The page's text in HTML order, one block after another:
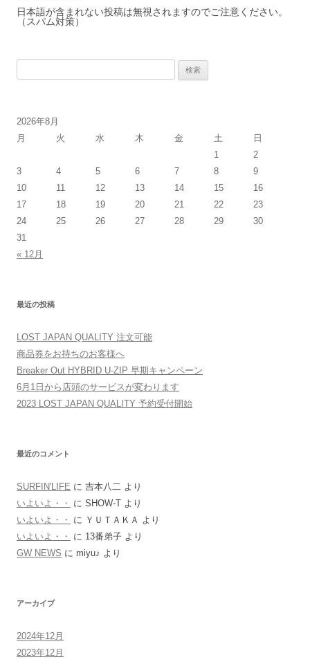
日本語が含まれない投稿は無視されますのでご注意ください。
（スパム対策）
2026年8月
月
火 水 木 金 土
日
1
2
3
4 5 6 7 8
9
10
11 12 13 14 15
16
17
18 19 20 21 22
23
24
25 26 27 28 29
30
31
« 12月
最近の投稿
LOST JAPAN QUALITY 注文可能
商品券をお持ちのお客様へ
Breaker Out HYBRID U-ZIP 早期キャンペーン
6月1日から店頭のサービスが変わります
2023 LOST JAPAN QUALITY 予約受付開始
最近のコメント
SURFIN'LIFE に 吉本八二 より
いよいよ・・
に SHOW-T より
いよいよ・・
に ＹＵＴＡＫＡ より
いよいよ・・
に 13番弟子 より
GW NEWS に miyu♪ より
アーカイブ
2024年12月
2023年12月